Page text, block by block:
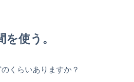
使う。
くらいありますか？